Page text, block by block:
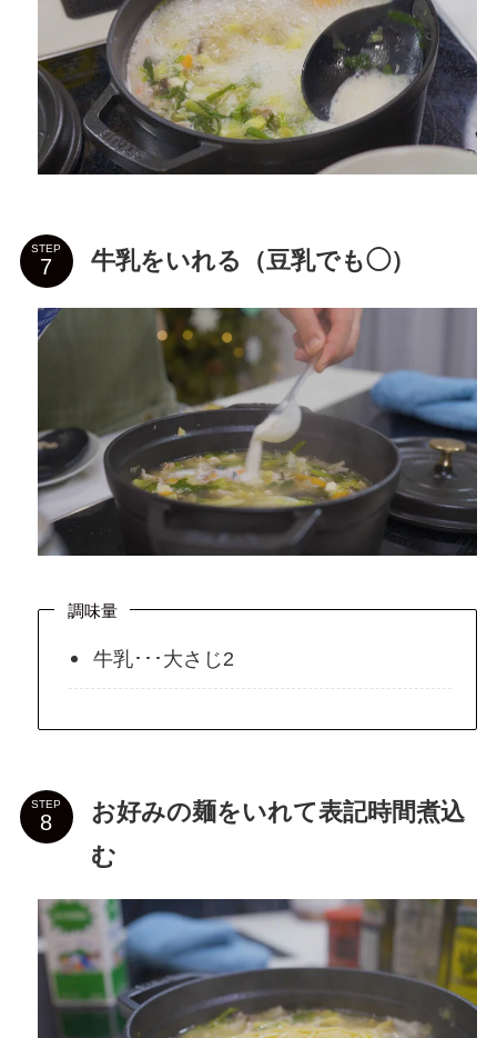
STEP 牛乳をいれる（豆乳でも◯）
調味量
牛乳･･･大さじ2
STEP
お好みの麺をいれて表記時間煮込
む